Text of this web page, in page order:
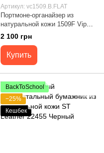
Артикул: vc1509.B.FLAT
Портмоне-органайзер из
натуральной кожи 1509F Vip
Collection, коричневый
vc1509.B.FLAT
2 100 грн
Купить
BackToSchool
−25%
Кешбек